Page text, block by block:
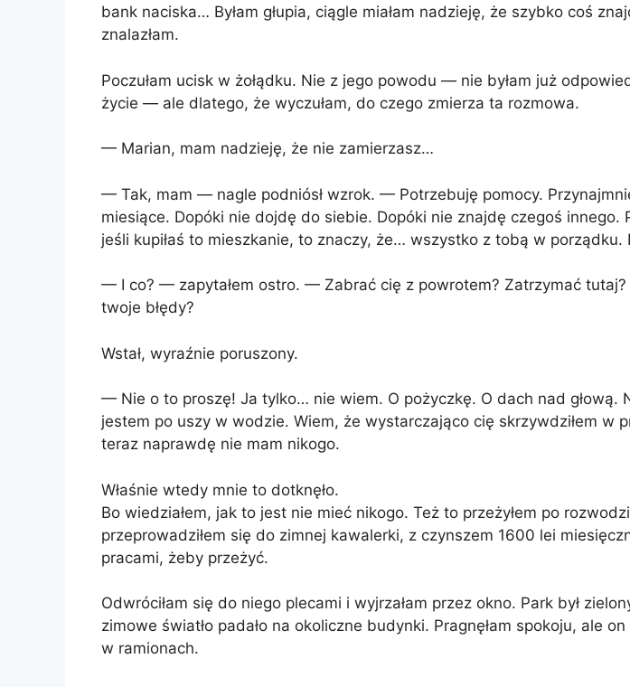
bank naciska… Byłam głupia, ciągle miałam nadzieję, że szybko coś
znalazłam.
Poczułam ucisk w żołądku. Nie z jego powodu — nie byłam już
życie — ale dlatego, że wyczułam, do czego zmierza ta rozmowa.
— Marian, mam nadzieję, że nie zamierzasz…
— Tak, mam — nagle podniósł wzrok. — Potrzebuję pomocy.
miesiące. Dopóki nie dojdę do siebie. Dopóki nie znajdę czegoś innego.
jeśli kupiłaś to mieszkanie, to znaczy, że… wszystko z tobą w porządku.
— I co? — zapytałem ostro. — Zabrać cię z powrotem? Zatrzymać tutaj?
twoje błędy?
Wstał, wyraźnie poruszony.
— Nie o to proszę! Ja tylko… nie wiem. O pożyczkę. O dach nad głową.
jestem po uszy w wodzie. Wiem, że wystarczająco cię skrzywdziłem w
teraz naprawdę nie mam nikogo.
Właśnie wtedy mnie to dotknęło.
Bo wiedziałem, jak to jest nie mieć nikogo. Też to przeżyłem po
przeprowadziłem się do zimnej kawalerki, z czynszem 1600 lei
pracami, żeby przeżyć.
Odwróciłam się do niego plecami i wyjrzałam przez okno. Park był
zimowe światło padało na okoliczne budynki. Pragnęłam spokoju, ale
w ramionach.